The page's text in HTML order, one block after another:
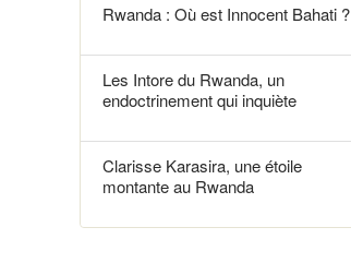
Rwanda : Où est Innocent Bahati ?
Les Intore du Rwanda, un
endoctrinement qui inquiète
Clarisse Karasira, une étoile
montante au Rwanda